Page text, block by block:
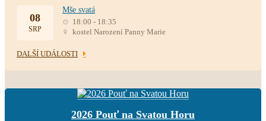
08
SRP
Mše svatá
18:00 - 18:35
kostel Narození Panny Marie
DALŠÍ UDÁLOSTI
2026 Pouť na Svatou Horu